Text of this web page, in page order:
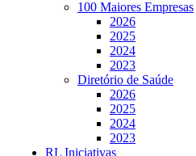
100 Maiores Empresas
2026
2025
2024
2023
Diretório de Saúde
2026
2025
2024
2023
RL Iniciativas